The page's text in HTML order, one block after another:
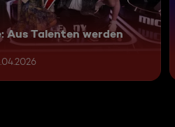
Aus Talenten werden